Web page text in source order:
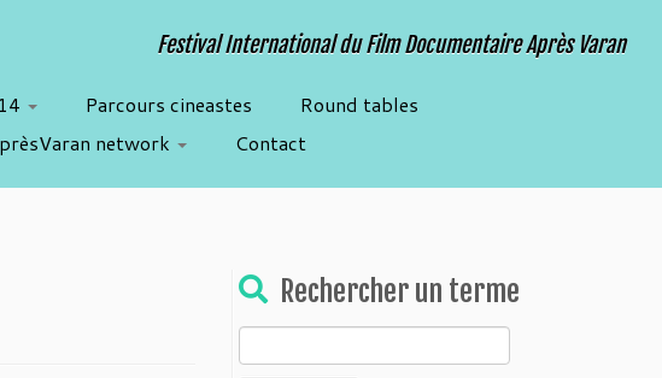
Festival International du Film Documentaire Après Varan
Parcours cineastes
Round tables
network Contact
Rechercher un terme